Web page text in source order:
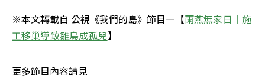
※本文轉載自 公視《我們的島》節目—【雨燕無家日｜施
工移巢導致雛鳥成孤兒】
更多節目內容請見